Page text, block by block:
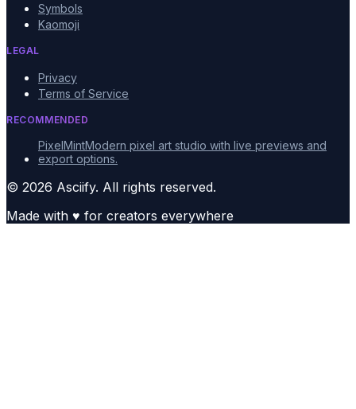
Symbols
Kaomoji
LEGAL
Privacy
Terms of Service
RECOMMENDED
PixelMintModern pixel art studio with live previews and
export options.
© 2026 Asciify. All rights reserved.
Made with ♥ for creators everywhere